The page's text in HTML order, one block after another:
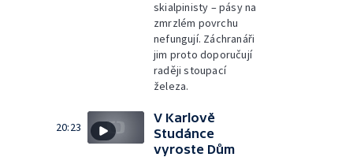
skialpinisty – pásy na
zmrzlém povrchu
nefungují. Záchranáři
jim proto doporučují
raději stoupací
železa.
20:23
V Karlově
Studánce
vyroste Dům